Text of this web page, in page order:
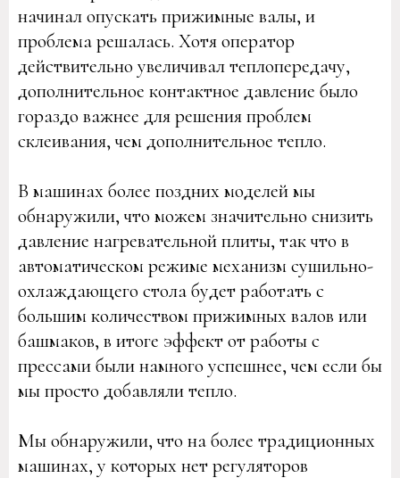
начинал опускать прижимные валы, и
проблема решалась. Хотя оператор
действительно увеличивал теплопередачу,
дополнительное контактное давление было
гораздо важнее для решения проблем
склеивания, чем дополнительное тепло.
В машинах более поздних моделей мы
обнаружили, что можем значительно снизить
давление нагревательной плиты, так что в
автоматическом режиме механизм сушильно-
охлаждающего стола будет работать с
большим количеством прижимных валов или
башмаков, в итоге эффект от работы с
прессами были намного успешнее, чем если бы
мы просто добавляли тепло.
Мы обнаружили, что на более традиционных
машинах, у которых нет регуляторов